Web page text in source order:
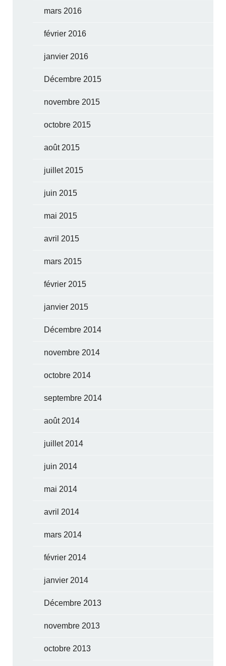
mars 2016
février 2016
janvier 2016
Décembre 2015
novembre 2015
octobre 2015
août 2015
juillet 2015
juin 2015
mai 2015
avril 2015
mars 2015
février 2015
janvier 2015
Décembre 2014
novembre 2014
octobre 2014
septembre 2014
août 2014
juillet 2014
juin 2014
mai 2014
avril 2014
mars 2014
février 2014
janvier 2014
Décembre 2013
novembre 2013
octobre 2013